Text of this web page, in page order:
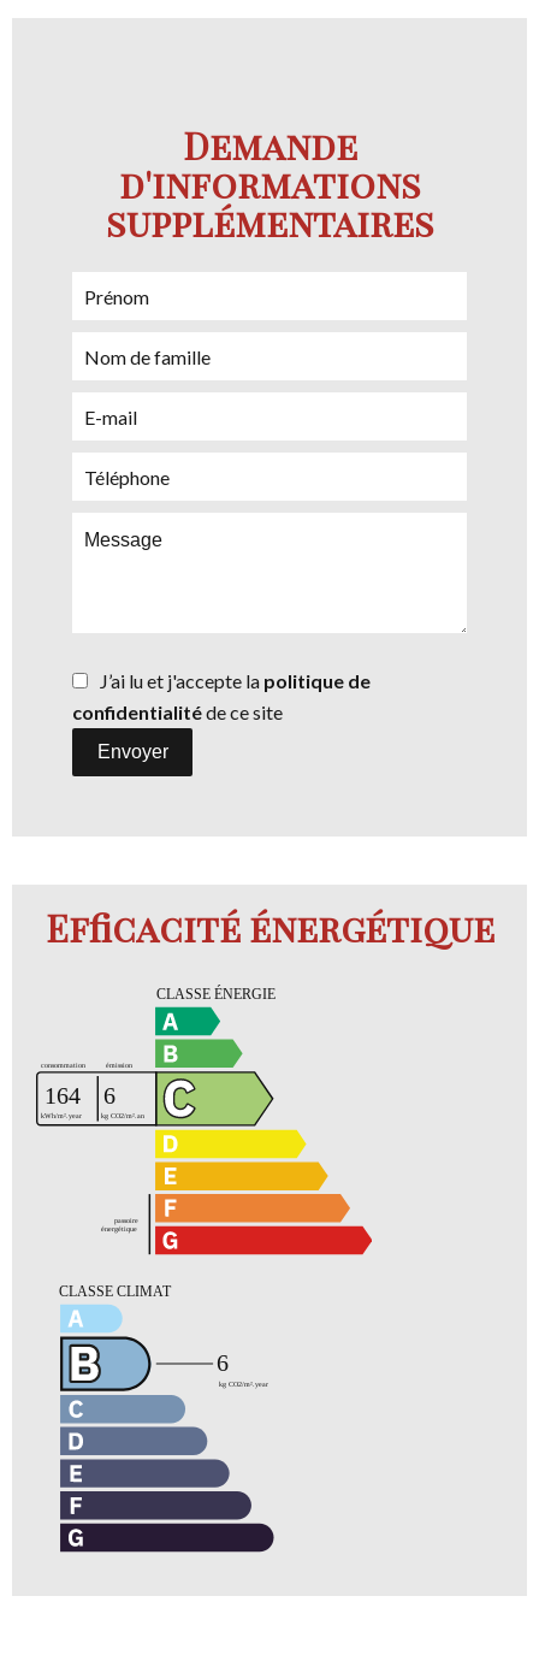
Demande
d'informations
supplémentaires
J’ai lu et j'accepte la politique de
confidentialitéde ce site
Envoyer
Efficacité énergétique